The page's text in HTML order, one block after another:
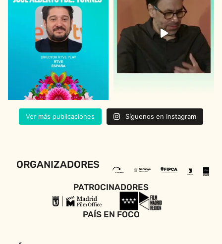
Ver más publicaciones Síguenos en Instagram
ORGANIZADORES
PATROCINADORES
PAÍS EN FOCO